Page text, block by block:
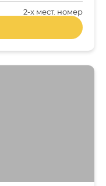
2-x мест. номер